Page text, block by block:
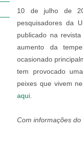
10 de julho de
pesquisadores da
publicado na
aumento da
ocasionado
tem provocado
peixes que vivem
aqui
Com informações do